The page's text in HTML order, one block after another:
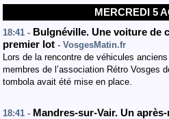
MERCREDI 5
18:41 - Bulgnéville. Une voiture de
premier lot - VosgesMatin.fr
Lors de la rencontre de véhicules
membres de l’association Rétro Vosges
tombola avait été mise en place.
18:41 - Mandres-sur-Vair. Un